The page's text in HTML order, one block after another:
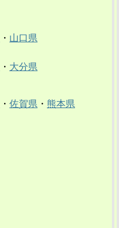
・ 山口県
・ 大分県
・ 佐賀県 ・ 熊本県